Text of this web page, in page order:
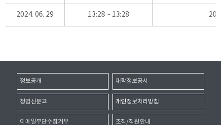
2024. 06. 29 13:28 ~ 13:28
정보공개 대학정보공시
청렴신문고 개인정보처리방침
이메일무단수집거부 조직/직원안내